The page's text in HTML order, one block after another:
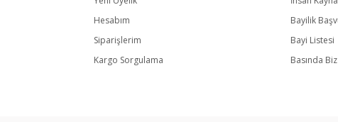
Hesabım
Siparişlerim
Kargo Sorgulama
Bayilik
Bayi Listesi
Basında Biz